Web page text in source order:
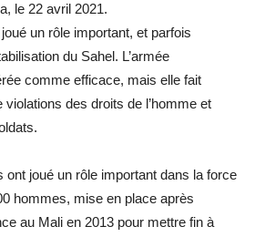
le 22 avril 2021.
un rôle important, et parfois
du Sahel. L’armée
comme efficace, mais elle fait
violations des droits de l’homme et
ont joué un rôle important dans la force
hommes, mise en place après
au Mali en 2013 pour mettre fin à